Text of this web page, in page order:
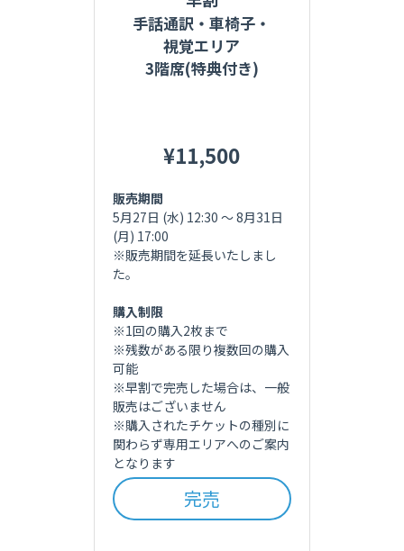
手話通訳・車椅子・
視覚エリア
3階席(特典付き)
¥11,500
販売期間
5月27日 (水) 12:30 〜 8月31日
(月) 17:00
※販売期間を延長いたしまし
た。
購入制限
※1回の購入2枚まで
※残数がある限り複数回の購入
可能
※早割で完売した場合は、一般
販売はございません
※購入されたチケットの種別に
関わらず専用エリアへのご案内
となります
完売